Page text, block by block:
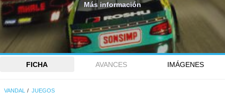
Más información
FICHA AVANCES IMÁGENES
VANDAL JUEGOS